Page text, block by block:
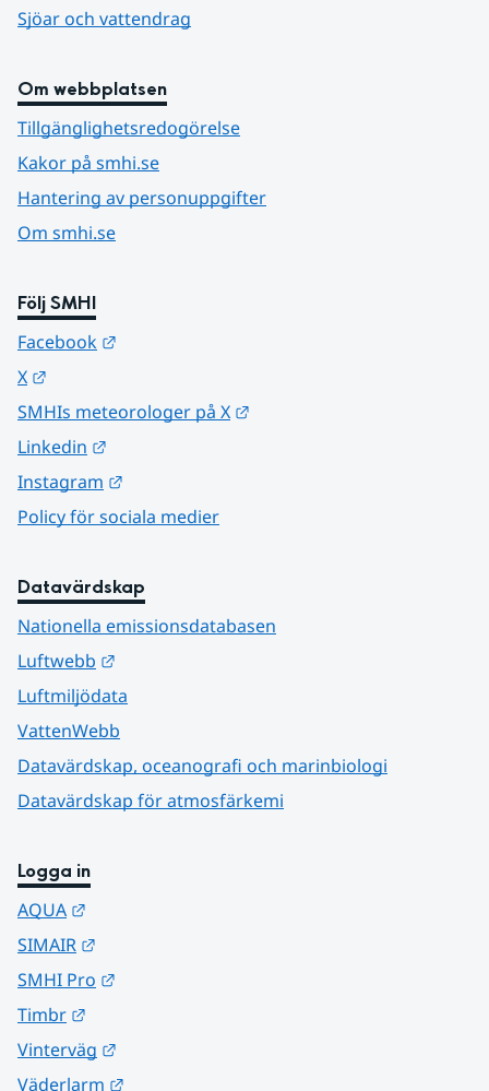
Sjöar och vattendrag
Om webbplatsen
Tillgänglighetsredogörelse
Kakor på smhi.se
Hantering av personuppgifter
Om smhi.se
Följ SMHI
Facebook
X
SMHIs meteorologer på X
Linkedin
Instagram
Policy för sociala medier
Datavärdskap
Nationella emissionsdatabasen
Luftwebb
Luftmiljödata
VattenWebb
Datavärdskap, oceanografi och marinbiologi
Datavärdskap för atmosfärkemi
Logga in
AQUA
SIMAIR
SMHI Pro
Timbr
Vinterväg
Väderlarm